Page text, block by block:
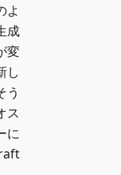
よ
成
変
し
う
ス
に